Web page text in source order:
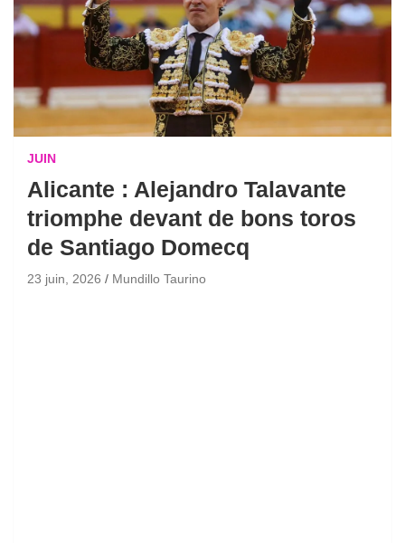
JUIN
Alicante : Alejandro Talavante
triomphe devant de bons toros
de Santiago Domecq
23 juin, 2026 Mundillo Taurino